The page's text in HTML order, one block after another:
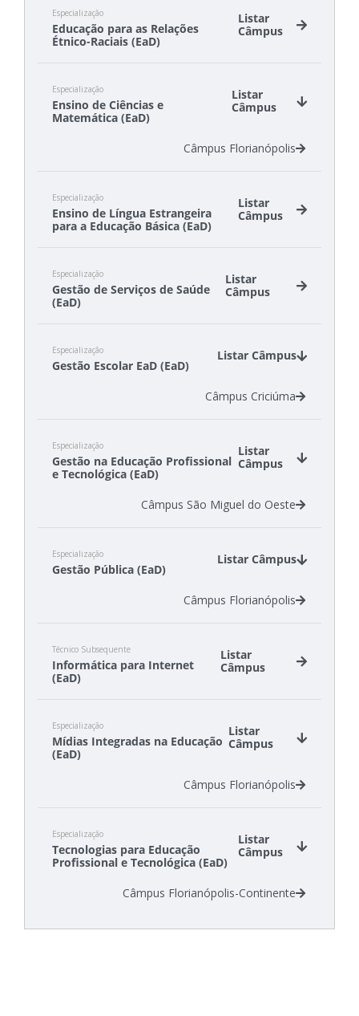
Especialização
Educação para as Relações
Étnico-Raciais (EaD)
Listar
Câmpus
Câmpus São Miguel do Oeste
Especialização
Ensino de Ciências e
Matemática (EaD)
Listar
Câmpus
Câmpus Florianópolis
Especialização
Ensino de Língua Estrangeira
para a Educação Básica (EaD)
Listar
Câmpus
Câmpus São José
Especialização
Gestão de Serviços de Saúde
(EaD)
Listar
Câmpus
Câmpus Itajaí
Câmpus São Carlos
Especialização
Gestão Escolar EaD (EaD)
Listar Câmpus
Câmpus Criciúma
Especialização
Gestão na Educação Profissional
e Tecnológica (EaD)
Listar
Câmpus
Câmpus São Miguel do Oeste
Especialização
Gestão Pública (EaD)
Listar Câmpus
Câmpus Florianópolis
Técnico Subsequente
Informática para Internet
(EaD)
Listar
Câmpus
Câmpus São Lourenço do Oeste
Especialização
Mídias Integradas na Educação
(EaD)
Listar
Câmpus
Câmpus Florianópolis
Especialização
Tecnologias para Educação
Profissional e Tecnológica (EaD)
Listar
Câmpus
Câmpus Florianópolis-Continente